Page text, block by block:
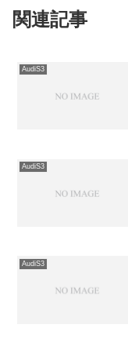
関連記事
AudiS3
AudiS3
AudiS3